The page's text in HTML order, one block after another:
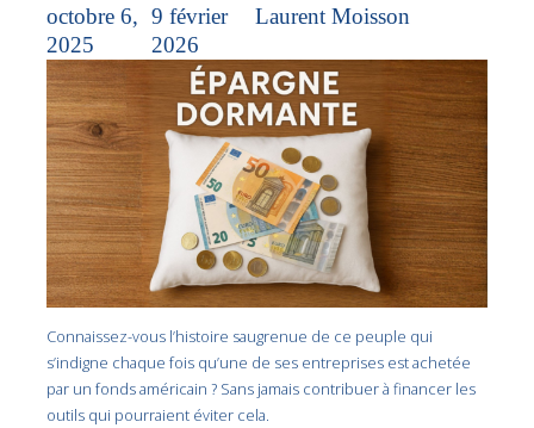
octobre 6,
2025
9 février
2026
Laurent Moisson
Connaissez-vous l’histoire saugrenue de ce peuple qui
s’indigne chaque fois qu’une de ses entreprises est achetée
par un fonds américain ? Sans jamais contribuer à financer les
outils qui pourraient éviter cela.